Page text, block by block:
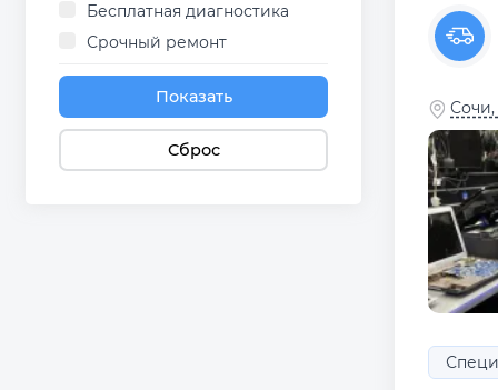
Бесплатная диагностика
Срочный ремонт
Показать
Сброс